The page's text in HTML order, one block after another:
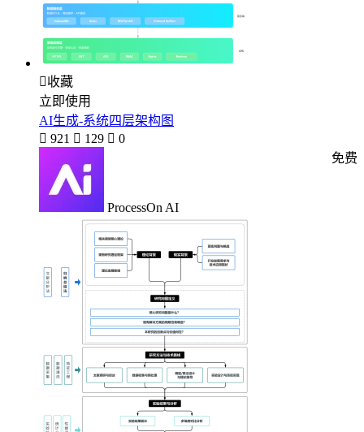
收藏
立即使用
AI生成-系统四层架构图
 921  129  0
ProcessOn AI
免费